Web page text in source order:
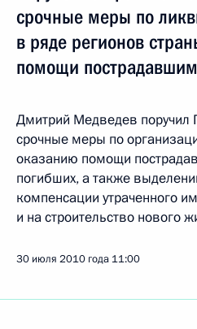
срочные меры по
в ряде регионов
помощи пострадавшим
Дмитрий Медведев поручил
срочные меры по
оказанию помощи
погибших, а также
компенсации утраченного
и на строительство нового
30 июля 2010 года 11:00